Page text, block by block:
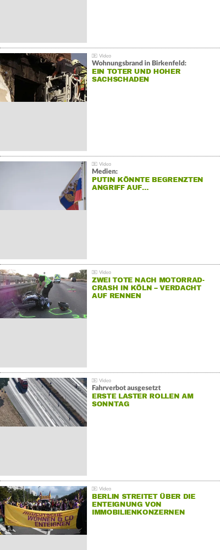
Wohnungsbrand in Birkenfeld:
EIN TOTER UND HOHER
SACHSCHADEN
Medien:
PUTIN KÖNNTE BEGRENZTEN
ANGRIFF AUF…
ZWEI TOTE NACH MOTORRAD-
CRASH IN KÖLN – VERDACHT
AUF RENNEN
Fahrverbot ausgesetzt
ERSTE LASTER ROLLEN AM
SONNTAG
BERLIN STREITET ÜBER DIE
ENTEIGNUNG VON
IMMOBILIENKONZERNEN